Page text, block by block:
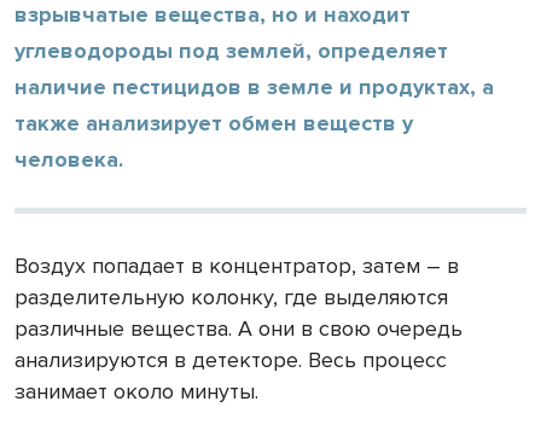
взрывчатые вещества, но и находит
углеводороды под землей, определяет
наличие пестицидов в земле и продуктах, а
также анализирует обмен веществ у
человека.
Воздух попадает в концентратор, затем – в
разделительную колонку, где выделяются
различные вещества. А они в свою очередь
анализируются в детекторе. Весь процесс
занимает около минуты.